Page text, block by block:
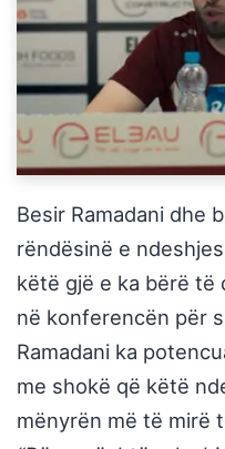
Besir Ramadani dhe
rëndësinë e
këtë gjë e ka bërë të
në konferencën për
Ramadani ka
me shokë që këtë
mënyrën më të mirë